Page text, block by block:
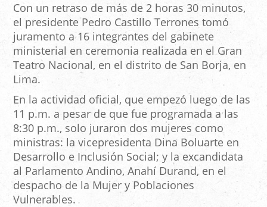
Con un retraso de más de 2 horas 30 minutos,
el presidente Pedro Castillo Terrones tomó
juramento a 16 integrantes del gabinete
ministerial en ceremonia realizada en el Gran
Teatro Nacional, en el distrito de San Borja, en
Lima.
En la actividad oficial, que empezó luego de las
11 p.m. a pesar de que fue programada a las
8:30 p.m., solo juraron dos mujeres como
ministras: la vicepresidenta Dina Boluarte en
Desarrollo e Inclusión Social; y la excandidata
al Parlamento Andino, Anahí Durand, en el
despacho de la Mujer y Poblaciones
Vulnerables.